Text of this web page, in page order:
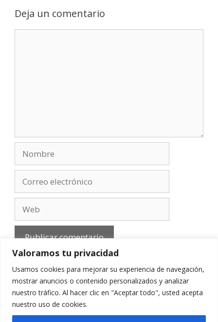
Valoramos tu privacidad
Usamos cookies para mejorar su experiencia de navegación,
mostrar anuncios o contenido personalizados y analizar
nuestro tráfico. Al hacer clic en "Aceptar todo", usted acepta
nuestro uso de cookies.
Deja un comentario
electrónico
Aviso Legal-Política de privacidad
Contacto